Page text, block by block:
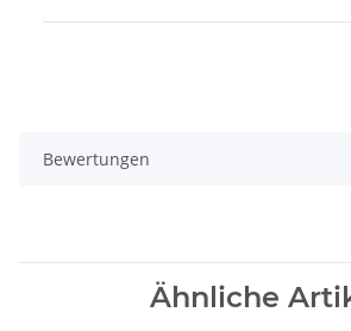
Bewertungen
Ähnliche